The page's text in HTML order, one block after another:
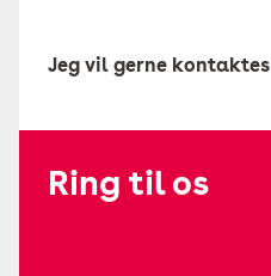
Jeg vil gerne kontaktes
Ring til os